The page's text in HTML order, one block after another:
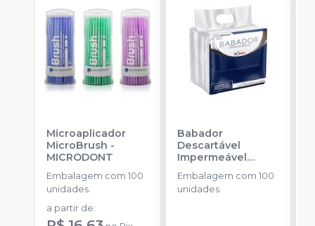
Microaplicador
MicroBrush -
MICRODONT
Embalagem com 100
unidades.
a partir de:
Babador
Descartável
Impermeável
Branco
Embalagem com 100
unidades.